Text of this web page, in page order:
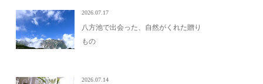
2026.07.17
八方池で出会った、自然がくれた贈り
もの
2026.07.14